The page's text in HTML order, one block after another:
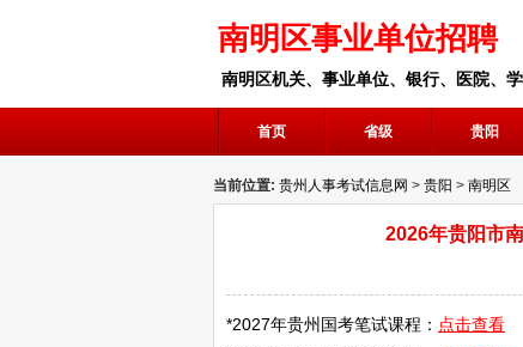
南明区事业单位招聘
南明区机关、事业单位、银行、医院、
首页 省级 贵阳
当前位置: 贵州人事考试信息网 > 贵阳 > 南明区
2026年贵阳市
*2027年贵州 国考笔试课程： 点击查看